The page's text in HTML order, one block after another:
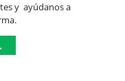
y ayúdanos a